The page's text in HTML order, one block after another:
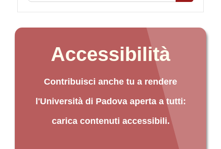
Cerca corsi
Accessibilità
Contribuisci anche tu a rendere
l'Università di Padova aperta a tutti:
carica contenuti accessibili.